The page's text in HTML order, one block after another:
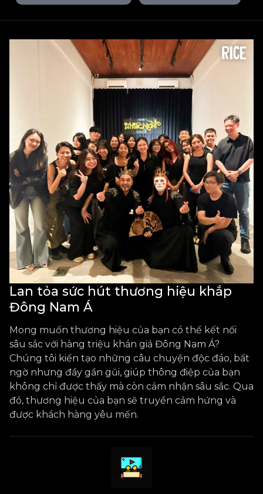
Lan tỏa sức hút thương hiệu khắp
Đông Nam Á
Mong muốn thương hiệu của bạn có thể kết nối
sâu sắc với hàng triệu khán giả Đông Nam Á?
Chúng tôi kiến tạo những câu chuyện độc đáo, bất
ngờ nhưng đầy gần gũi, giúp thông điệp của bạn
không chỉ được thấy mà còn cảm nhận sâu sắc. Qua
đó, thương hiệu của bạn sẽ truyền cảm hứng và
được khách hàng yêu mến.